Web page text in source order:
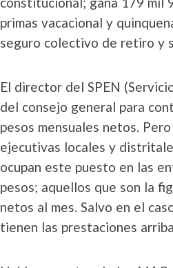
primas vacacional y
seguro colectivo de retiro y
El director del SPEN
del consejo general para
pesos mensuales netos.
ejecutivas locales y
ocupan este puesto en las
pesos; aquellos que son la
netos al mes. Salvo en el
tienen las prestaciones